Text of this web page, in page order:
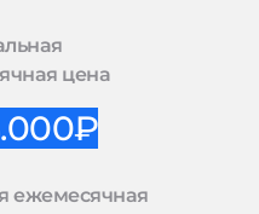
цена
ежемесячная